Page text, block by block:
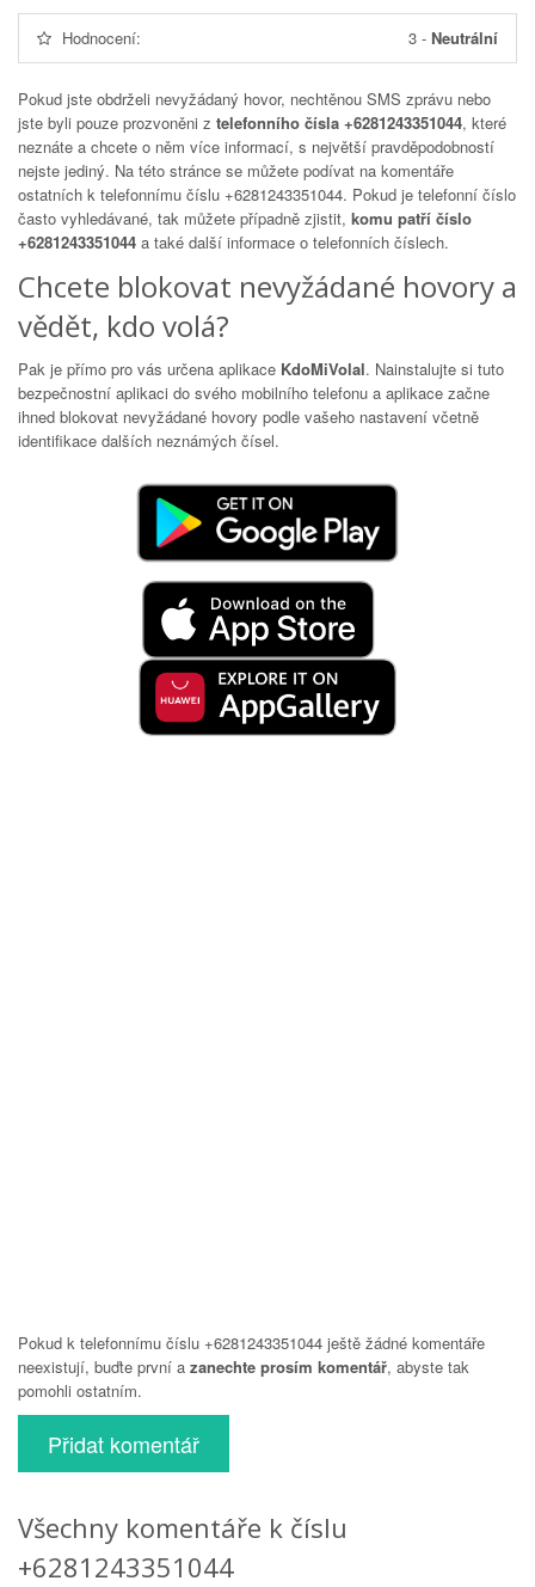
Hodnocení: 3 - Neutrální
Pokud jste obdrželi nevyžádaný hovor, nechtěnou SMS zprávu nebo
jste byli pouze prozvoněni z telefonního čísla +6281243351044, které
neznáte a chcete o něm více informací, s největší pravděpodobností
nejste jediný. Na této stránce se můžete podívat na komentáře
ostatních k telefonnímu číslu +6281243351044. Pokud je telefonní číslo
často vyhledávané, tak můžete případně zjistit, komu patří číslo
+6281243351044 a také další informace o telefonních číslech.
Chcete blokovat nevyžádané hovory a
vědět, kdo volá?
Pak je přímo pro vás určena aplikace KdoMiVolal. Nainstalujte si tuto
bezpečnostní aplikaci do svého mobilního telefonu a aplikace začne
ihned blokovat nevyžádané hovory podle vašeho nastavení včetně
identifikace dalších neznámých čísel.
Pokud k telefonnímu číslu +6281243351044 ještě žádné komentáře
neexistují, buďte první a zanechte prosím komentář, abyste tak
pomohli ostatním.
Přidat komentář
Všechny komentáře k číslu
+6281243351044